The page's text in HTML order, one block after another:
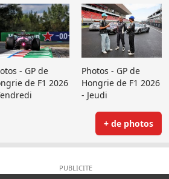
- GP de
de F1 2026
Photos - GP de
Hongrie de F1 2026
- Jeudi
+ de photos